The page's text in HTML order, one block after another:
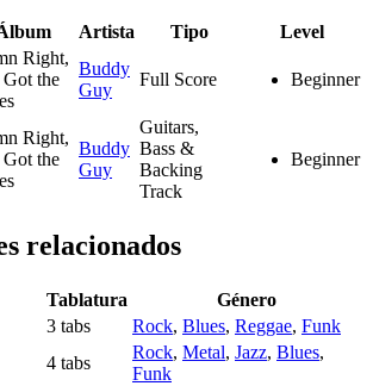
Artista Tipo
Level
Right,
the
Buddy
Guy
Full Score Beginner
Right,
the
Buddy
Guy
Guitars,
Bass &
Backing
Track
Beginner
relacionados
Tablatura
Género
3 tabs Rock, Blues, Reggae, Funk
4 tabs
Rock, Metal, Jazz, Blues,
Funk